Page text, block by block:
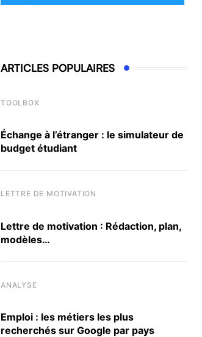
ARTICLES POPULAIRES
TOOLBOX
Échange à l’étranger : le simulateur de
budget étudiant
LETTRE DE MOTIVATION
Lettre de motivation : Rédaction, plan,
modèles…
ANALYSE
Emploi : les métiers les plus
recherchés sur Google par pays